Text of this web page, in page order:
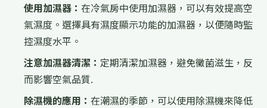
使用加濕器： 在冷氣房中使用加濕器，可以有效提高空
氣濕度。選擇具有濕度顯示功能的加濕器，以便隨時監
控濕度水平。
注意加濕器清潔： 定期清潔加濕器，避免黴菌滋生，反
而影響空氣品質.
除濕機的應用： 在潮濕的季節，可以使用除濕機來降低